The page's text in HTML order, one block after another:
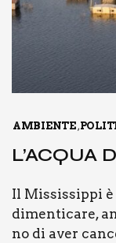
AMBIENTE,
L’AC­QUA
Il Mis­sis­sip­pi
dimen­ti­ca­re,
no di aver